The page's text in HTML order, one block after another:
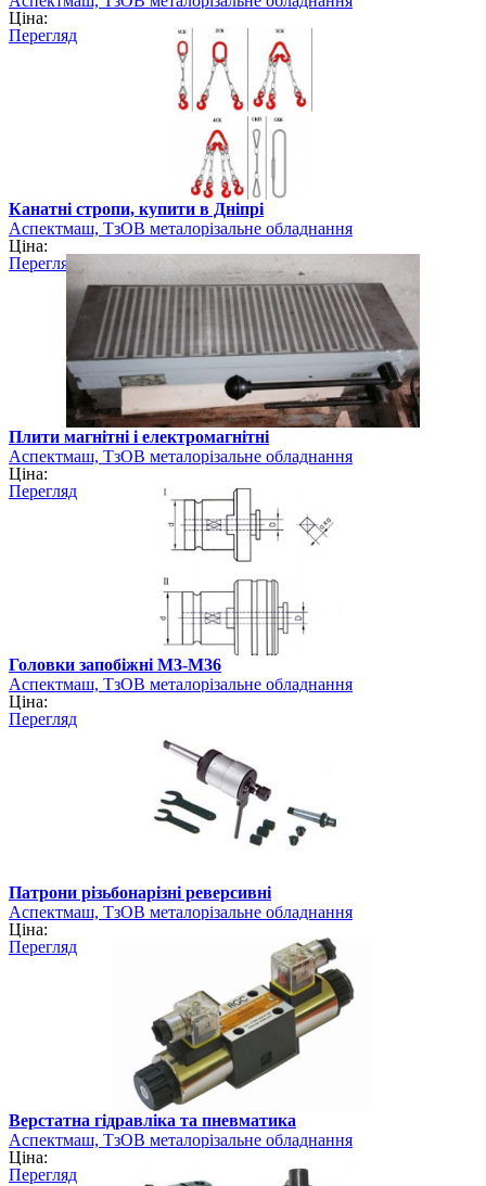
Ціна:
Перегляд
Канатні стропи, купити в Дніпрі
Аспектмаш, ТзОВ металорізальне обладнання
Ціна:
Перегляд
Плити магнітні і електромагнітні
Аспектмаш, ТзОВ металорізальне обладнання
Ціна:
Перегляд
Головки запобіжні М3-М36
Аспектмаш, ТзОВ металорізальне обладнання
Ціна:
Перегляд
Патрони різьбонарізні реверсивні
Аспектмаш, ТзОВ металорізальне обладнання
Ціна:
Перегляд
Верстатна гідравліка та пневматика
Аспектмаш, ТзОВ металорізальне обладнання
Ціна:
Перегляд